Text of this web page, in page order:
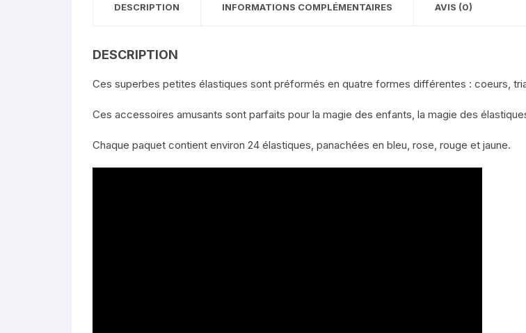
DESCRIPTION INFORMATIONS COMPLÉMENTAIRES AVIS (0)
DESCRIPTION
Ces superbes petites élastiques sont préformés en quatre formes différentes : coeurs,
Ces accessoires amusants sont parfaits pour la magie des enfants, la magie des
Chaque paquet contient environ 24 élastiques, panachées en bleu, rose, rouge et jaune.